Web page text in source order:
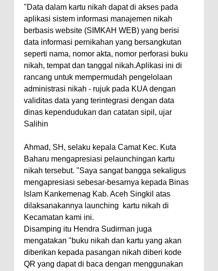
"Data dalam kartu nikah dapat di akses pada
aplikasi sistem informasi manajemen nikah
berbasis website (SIMKAH WEB) yang berisi
data informasi pernikahan yang bersangkutan
seperti nama, nomor akta, nomor perforasi buku
nikah, tempat dan tanggal nikah.Aplikasi ini di
rancang untuk mempermudah pengelolaan
administrasi nikah - rujuk pada KUA dengan
validitas data yang terintegrasi dengan data
dinas kependudukan dan catatan sipil, ujar
Salihin
Ahmad, SH, selaku kepala Camat Kec. Kuta
Baharu mengapresiasi pelaunchingan kartu
nikah tersebut. "Saya sangat bangga sekaligus
mengapresiasi sebesar-besarnya kepada Binas
Islam Kankemenag Kab. Aceh Singkil atas
dilaksanakannya launching
kartu nikah di
Kecamatan kami ini.
Disamping itu Hendra Sudirman juga
mengatakan "buku nikah dan kartu yang akan
diberikan kepada pasangan nikah diberi kode
QR yang dapat di baca dengan menggunakan